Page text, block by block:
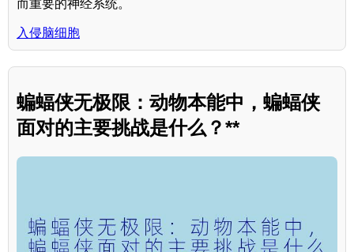
而重要的神经系统。
入侵脑细胞
蝙蝠侠无极限：动物本能中，蝙蝠侠
面对的主要挑战是什么？**